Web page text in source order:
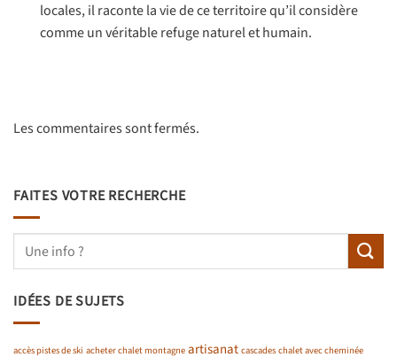
locales, il raconte la vie de ce territoire qu’il considère
comme un véritable refuge naturel et humain.
Les commentaires sont fermés.
FAITES VOTRE RECHERCHE
IDÉES DE SUJETS
accès pistes de ski acheter chalet montagne artisanat cascades chalet avec cheminée